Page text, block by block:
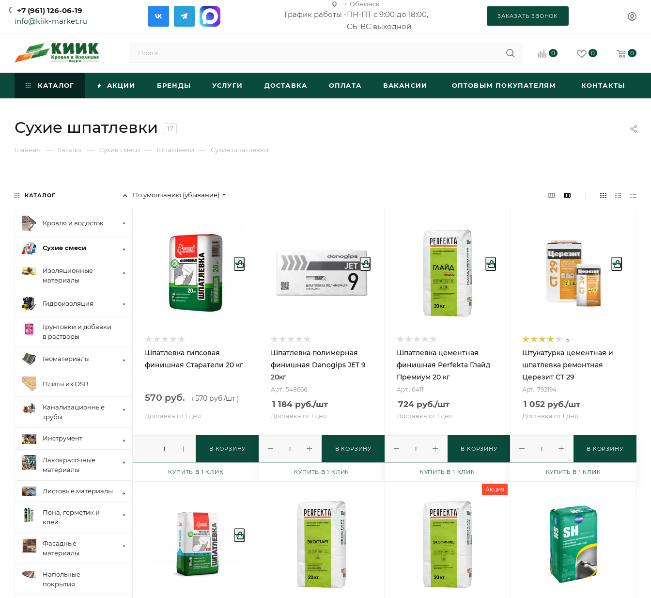
+7 (961) 126-06-19
info@kiik-market.ru
г. Обнинск
График работы -ПН-ПТ с 9:00 до 18:00,
СБ-ВС выходной
ЗАКАЗАТЬ ЗВОНОК
0 0 0
КАТАЛОГ АКЦИИ БРЕНДЫ УСЛУГИ ДОСТАВКА ОПЛАТА ВАКАНСИИ ОПТОВЫМ ПОКУПАТЕЛЯМ КОНТАКТЫ
Сухие шпатлевки 17
Главная — Каталог — Сухие смеси — Шпатлевки — Сухие шпатлевки
По умолчанию (убывание)
Шпатлевка гипсовая
финишная Старатели 20 кг
570 руб. (570 руб./шт)
Доставка от 1 дня
В КОРЗИНУ
КУПИТЬ В 1 КЛИК
Шпатлевка полимерная
финишная Danogips JET 9
20кг
Арт.: 548666
1 184руб./шт
Доставка от 1 дня
В КОРЗИНУ
КУПИТЬ В 1 КЛИК
Шпатлевка цементная
финишная Perfekta Глайд
Премиум 20 кг
Арт.: 0411
724руб./шт
Доставка от 1 дня
В КОРЗИНУ
КУПИТЬ В 1 КЛИК
5
Штукатурка цементная и
шпатлевка ремонтная
Церезит CT 29
Арт.: 792194
1 052 руб./шт
Доставка от 1 дня
В КОРЗИНУ
КУПИТЬ В 1 КЛИК
Акция
КАТАЛОГ
Кровля и водосток
Сухие смеси
Изоляционные
материалы
Гидроизоляция
Грунтовки и добавки
в растворы
Геоматериалы
Плиты из OSB
Канализационные
трубы
Инструмент
Лакокрасочные
материалы
Листовые материалы
Пена, герметик и
клей
Фасадные
материалы
Напольные
покрытия